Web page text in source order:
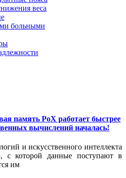
веса
больными
память PoX работает быстрее
вычислений началась!
и искусственного интеллекта
с которой данные поступают в
им